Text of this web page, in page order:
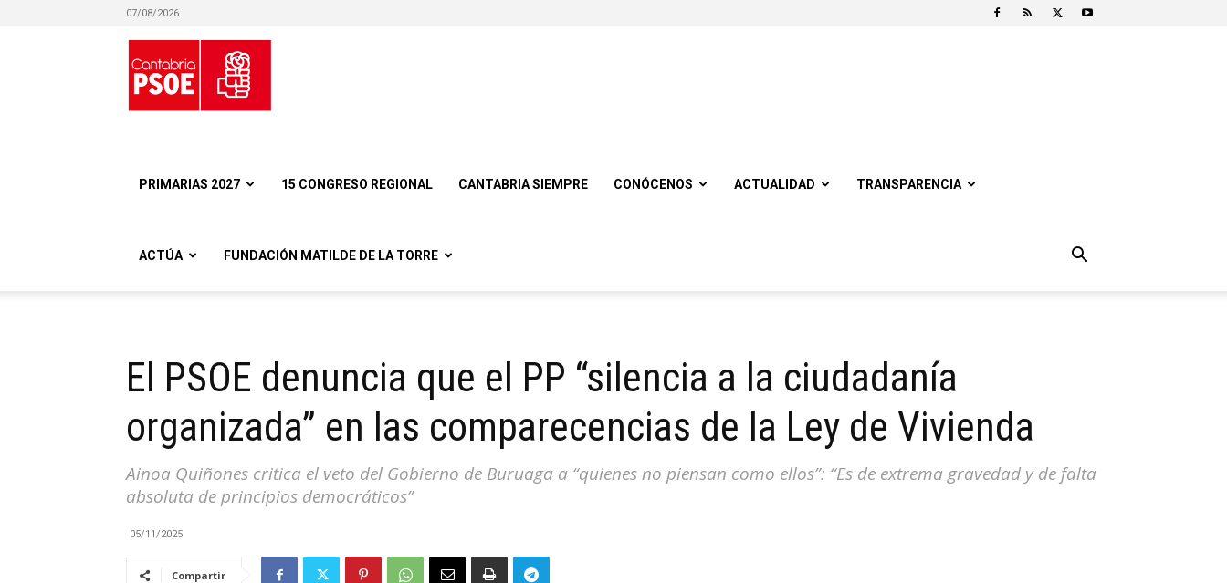
07/08/2026
Español
Cantabria
PRIMARIAS 2027 15 CONGRESO REGIONAL CANTABRIA SIEMPRE CONÓCENOS ACTUALIDAD TRANSPARENCIA
ACTÚA FUNDACIÓN MATILDE DE LA TORRE
El PSOE denuncia que el PP “silencia a la ciudadanía
organizada” en las comparecencias de la Ley de Vivienda
Ainoa Quiñones critica el veto del Gobierno de Buruaga a “quienes no piensan como ellos”: “Es de extrema gravedad y de falta
absoluta de principios democráticos”
05/11/2025
Compartir